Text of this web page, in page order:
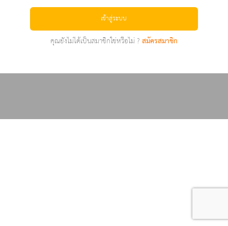
เข้าสู่ระบบ
คุณยังไม่ได้เป็นสมาชิกใช่หรือไม่ ?สมัครสมาชิก